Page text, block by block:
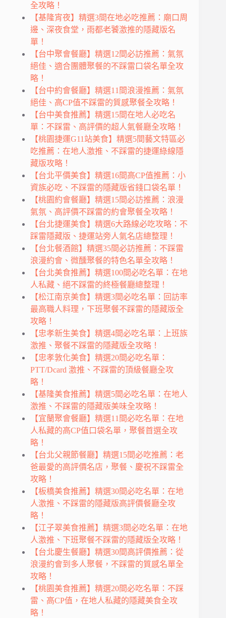
全攻略！
【基隆宵夜】精選3間在地必吃推薦：廟口周
邊、深夜食堂，雨都老饕激推的隱藏版名
單！
【台中聚會餐廳】精選12間必訪推薦：氣氛
絕佳、適合團體聚餐的不踩雷口袋名單全攻
略！
【台中約會餐廳】精選11間浪漫推薦：氣氛
絕佳、高CP值不踩雷的質感聚餐全攻略！
【台中美食推薦】精選15間在地人必吃名
單：不踩雷、高評價的超人氣餐廳全攻略！
【桃園捷運G11站美食】精選5間藝文特區必
吃推薦：在地人激推、不踩雷的捷運綠線隱
藏版攻略！
【台北平價美食】精選16間高CP值推薦：小
資族必吃、不踩雷的隱藏版省錢口袋名單！
【桃園約會餐廳】精選15間必訪推薦：浪漫
氣氛、高評價不踩雷的約會聚餐全攻略！
【台北捷運美食】精選6大路線必吃攻略：不
踩雷隱藏版、捷運站旁人氣名店總整理！
【台北餐酒館】精選35間必訪推薦：不踩雷
浪漫約會、微醺聚餐的特色名單全攻略！
【台北美食推薦】精選100間必吃名單：在地
人私藏、絕不踩雷的終極餐廳總整理！
【松江南京美食】精選3間必吃名單：回訪率
最高職人料理，下班聚餐不踩雷的隱藏版全
攻略！
【忠孝新生美食】精選4間必吃名單：上班族
激推、聚餐不踩雷的隱藏版全攻略！
【忠孝敦化美食】精選20間必吃名單：
PTT/Dcard 激推、不踩雷的頂級餐廳全攻
略！
【基隆美食推薦】精選5間必吃名單：在地人
激推、不踩雷的隱藏版美味全攻略！
【宜蘭聚會餐廳】精選11間必吃名單：在地
人私藏的高CP值口袋名單，聚餐首選全攻
略！
【台北父親節餐廳】精選15間必吃推薦：老
爸最愛的高評價名店，聚餐、慶祝不踩雷全
攻略！
【板橋美食推薦】精選30間必吃名單：在地
人激推、不踩雷的隱藏版高評價餐廳全攻
略！
【江子翠美食推薦】精選3間必吃名單：在地
人激推、下班聚餐不踩雷的隱藏版全攻略！
【台北慶生餐廳】精選30間高評價推薦：從
浪漫約會到多人聚餐，不踩雷的質感名單全
攻略！
【桃園美食推薦】精選20間必吃名單：不踩
雷、高CP值，在地人私藏的隱藏美食全攻
略！